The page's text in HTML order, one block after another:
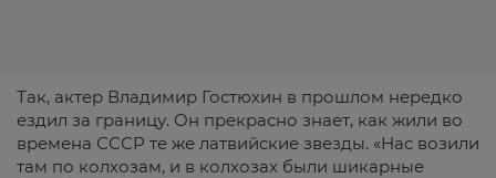
Так, актер Владимир Гостюхин в прошлом нередко
ездил за границу. Он прекрасно знает, как жили во
времена СССР те же латвийские звезды. «Нас возили
там по колхозам, и в колхозах были шикарные